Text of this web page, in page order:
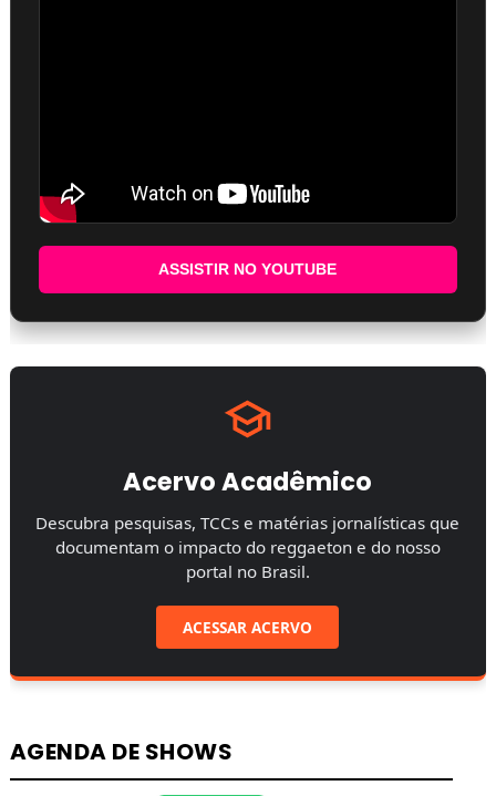
ASSISTIR NO YOUTUBE
Acervo Acadêmico
Descubra pesquisas, TCCs e matérias jornalísticas que
documentam o impacto do reggaeton e do nosso
portal no Brasil.
ACESSAR ACERVO
AGENDA DE SHOWS